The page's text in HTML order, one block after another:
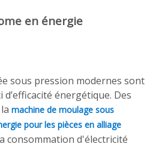
en énergie
sous pression modernes sont
énergétique. Des
machine de moulage sous
pour les pièces en alliage
consommation d'électricité